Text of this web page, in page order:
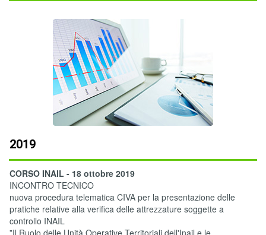
2019
CORSO INAIL - 18 ottobre 2019
INCONTRO TECNICO
nuova procedura telematica CIVA per la presentazione delle
pratiche relative alla verifica delle attrezzature soggette a
controllo INAIL
”Il Ruolo delle Unità Operative Territoriali dell'Inail e le